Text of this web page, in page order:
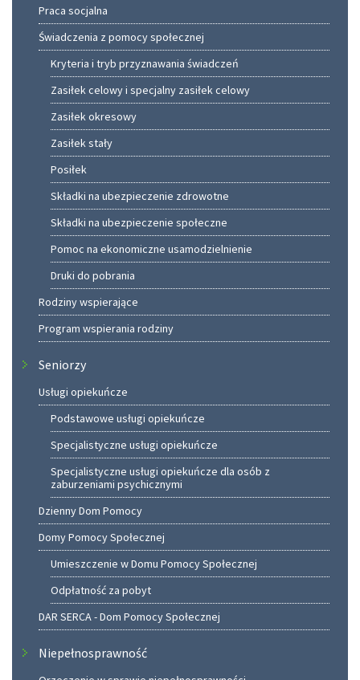
Praca socjalna
Świadczenia z pomocy społecznej
Kryteria i tryb przyznawania świadczeń
Zasiłek celowy i specjalny zasiłek celowy
Zasiłek okresowy
Zasiłek stały
Posiłek
Składki na ubezpieczenie zdrowotne
Składki na ubezpieczenie społeczne
Pomoc na ekonomiczne usamodzielnienie
Druki do pobrania
Rodziny wspierające
Program wspierania rodziny
Seniorzy
Usługi opiekuńcze
Podstawowe usługi opiekuńcze
Specjalistyczne usługi opiekuńcze
Specjalistyczne usługi opiekuńcze dla osób z
zaburzeniami psychicznymi
Dzienny Dom Pomocy
Domy Pomocy Społecznej
Umieszczenie w Domu Pomocy Społecznej
Odpłatność za pobyt
DAR SERCA - Dom Pomocy Społecznej
Niepełnosprawność